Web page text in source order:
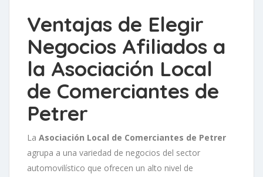
Ventajas de Elegir
Negocios Afiliados a
la Asociación Local
de Comerciantes de
Petrer
La Asociación Local de Comerciantes de Petrer
agrupa a una variedad de negocios del sector
automovilístico que ofrecen un alto nivel de